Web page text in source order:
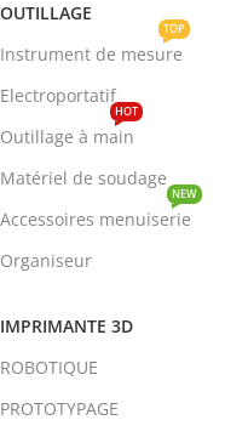
OUTILLAGE
Instrument de mesure
TOP
Electroportatif
Outillage à main
HOT
Matériel de soudage
Accessoires menuiserie
NEW
Organiseur
IMPRIMANTE 3D
ROBOTIQUE
PROTOTYPAGE